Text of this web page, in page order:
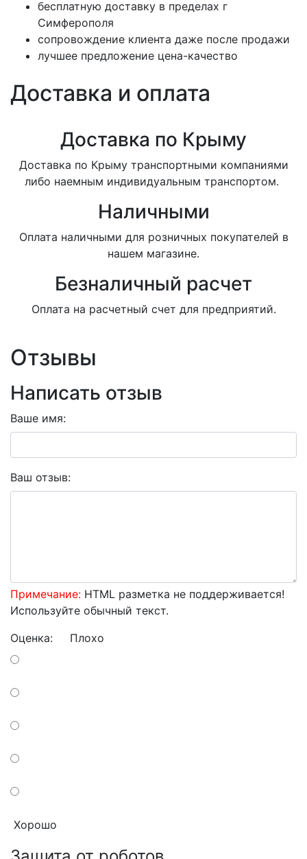
бесплатную доставку в пределах г
Симферополя
сопровождение клиента даже после продажи
лучшее предложение цена-качество
Доставка и оплата
Доставка по Крыму
Доставка по Крыму транспортными компаниями
либо наемным индивидуальным транспортом.
Наличными
Оплата наличными для розничных покупателей в
нашем магазине.
Безналичный расчет
Оплата на расчетный счет для предприятий.
Отзывы
Написать отзыв
Ваше имя:
Ваш отзыв:
Примечание: HTML разметка не поддерживается!
Используйте обычный текст.
Оценка: Плохо
Хорошо